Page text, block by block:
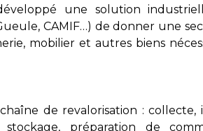
une solution
CAMIF…) de donner une
mobilier et autres biens
de revalorisation : collecte,
stockage, préparation de